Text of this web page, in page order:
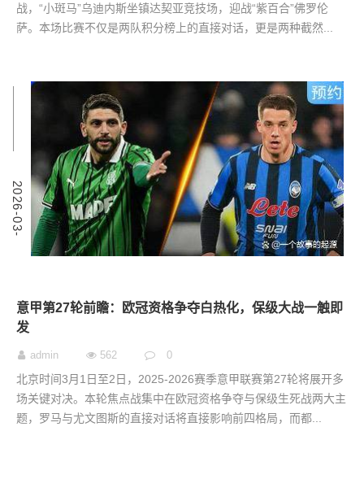
战，“小斑马”乌迪内斯坐镇达契亚竞技场，迎战“紫百合”佛罗伦
萨。本场比赛不仅是两队积分榜上的直接对话，更是两种截然...
2
0
2
6
-
0
3
-
0
意甲第27轮前瞻：欧冠资格争夺白热化，保级大战一触即
发
admin 562 0
北京时间3月1日至2日，2025-2026赛季意甲联赛第27轮将展开多
场关键对决。本轮焦点战集中在欧冠资格争夺与保级生死战两大主
题，罗马与尤文图斯的直接对话将直接影响前四格局，而都...